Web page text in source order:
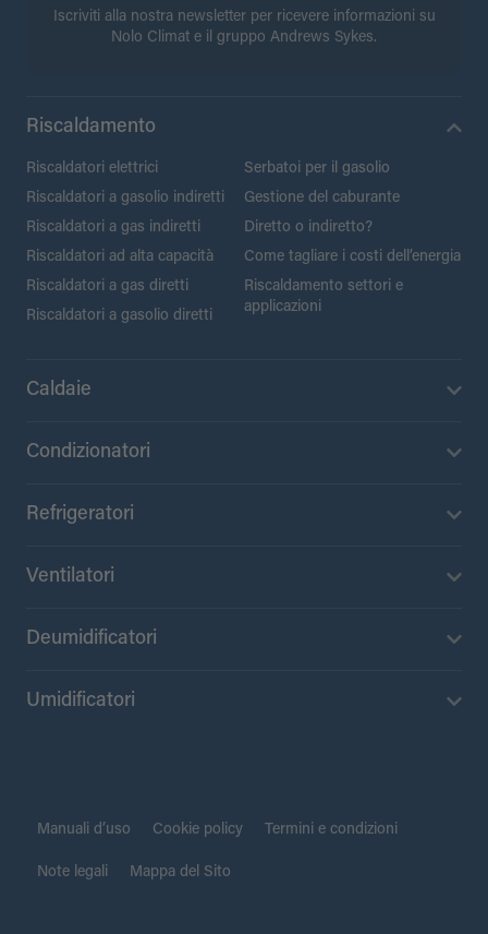
Iscriviti alla nostra newsletter per ricevere informazioni su
Nolo Climat e il gruppo Andrews Sykes.
Riscaldamento
Riscaldatori elettrici
Riscaldatori a gasolio indiretti
Riscaldatori a gas indiretti
Riscaldatori ad alta capacità
Riscaldatori a gas diretti
Riscaldatori a gasolio diretti
Serbatoi per il gasolio
Gestione del caburante
Diretto o indiretto?
Come tagliare i costi dell’energia
Riscaldamento settori e
applicazioni
Caldaie
Condizionatori
Refrigeratori
Ventilatori
Deumidificatori
Umidificatori
Manuali d’uso Cookie policy Termini e condizioni
Note legali Mappa del Sito